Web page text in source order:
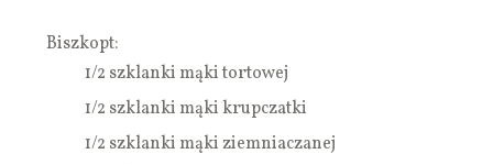
Biszkopt:
1/2 szklanki mąki tortowej
1/2 szklanki mąki krupczatki
1/2 szklanki mąki ziemniaczanej